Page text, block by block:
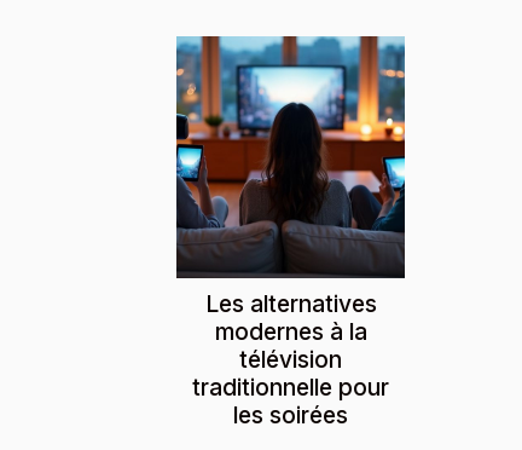
Les alternatives
modernes à la
télévision
traditionnelle pour
les soirées